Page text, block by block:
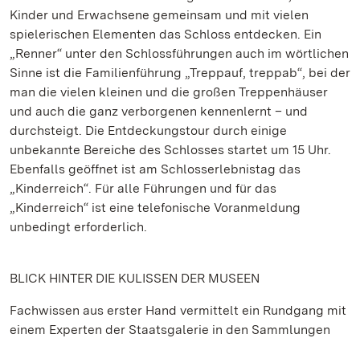
Kinder und Erwachsene gemeinsam und mit vielen
spielerischen Elementen das Schloss entdecken. Ein
„Renner“ unter den Schlossführungen auch im wörtlichen
Sinne ist die Familienführung „Treppauf, treppab“, bei der
man die vielen kleinen und die großen Treppenhäuser
und auch die ganz verborgenen kennenlernt – und
durchsteigt. Die Entdeckungstour durch einige
unbekannte Bereiche des Schlosses startet um 15 Uhr.
Ebenfalls geöffnet ist am Schlosserlebnistag das
„Kinderreich“. Für alle Führungen und für das
„Kinderreich“ ist eine telefonische Voranmeldung
unbedingt erforderlich.
BLICK HINTER DIE KULISSEN DER MUSEEN
Fachwissen aus erster Hand vermittelt ein Rundgang mit
einem Experten der Staatsgalerie in den Sammlungen